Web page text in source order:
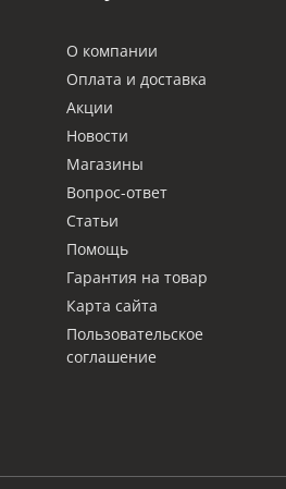
О компании
Оплата и доставка
Акции
Новости
Магазины
Вопрос-ответ
Статьи
Помощь
Гарантия на товар
Карта сайта
Пользовательское
соглашение